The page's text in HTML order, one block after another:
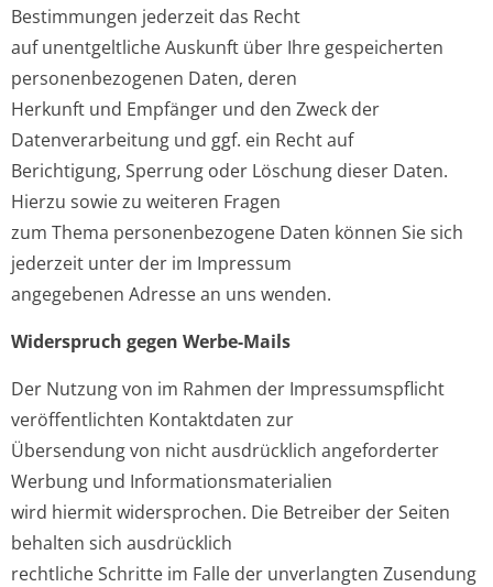
Bestimmungen jederzeit das Recht
auf unentgeltliche Auskunft über Ihre gespeicherten
personenbezogenen Daten, deren
Herkunft und Empfänger und den Zweck der
Datenverarbeitung und ggf. ein Recht auf
Berichtigung, Sperrung oder Löschung dieser Daten.
Hierzu sowie zu weiteren Fragen
zum Thema personenbezogene Daten können Sie sich
jederzeit unter der im Impressum
angegebenen Adresse an uns wenden.
Widerspruch gegen Werbe-Mails
Der Nutzung von im Rahmen der Impressumspflicht
veröffentlichten Kontaktdaten zur
Übersendung von nicht ausdrücklich angeforderter
Werbung und Informationsmaterialien
wird hiermit widersprochen. Die Betreiber der Seiten
behalten sich ausdrücklich
rechtliche Schritte im Falle der unverlangten Zusendung